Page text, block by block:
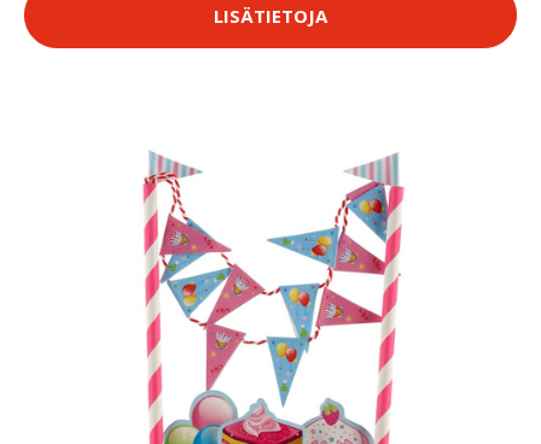
LISÄTIETOJA